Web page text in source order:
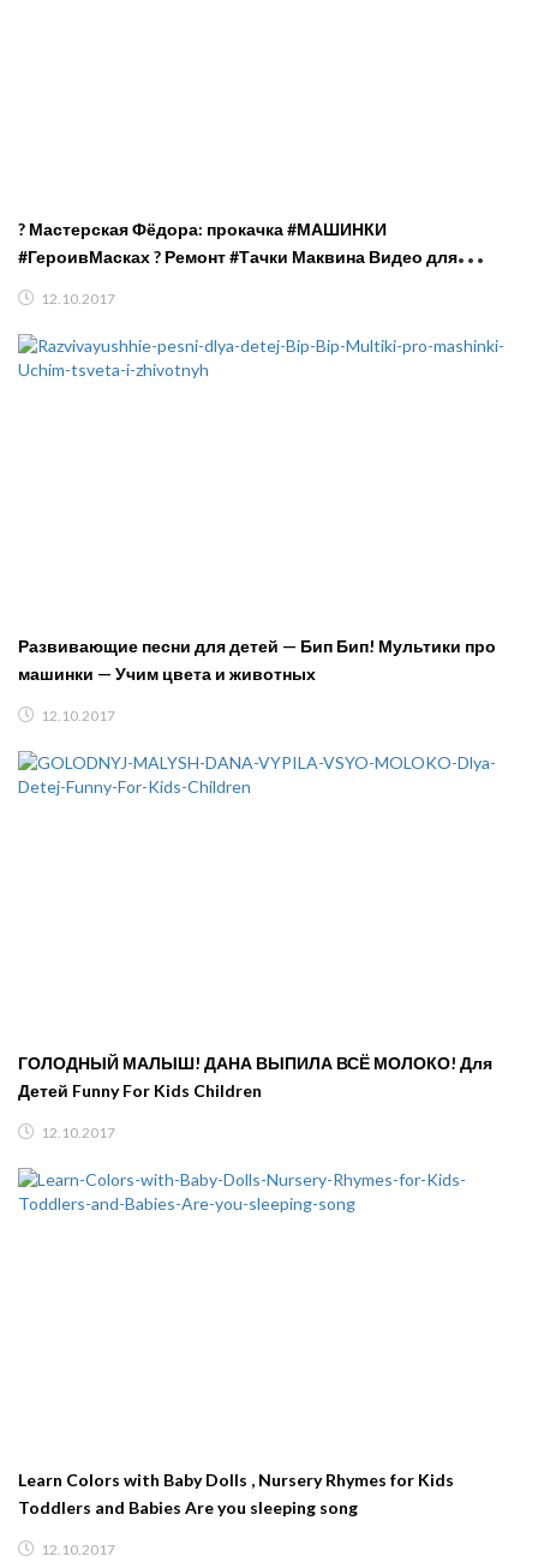
? Мастерская Фёдора: прокачка #МАШИНКИ
#ГероивМасках ? Ремонт #Тачки Маквина Видео для
12.10.2017
Развивающие песни для детей — Бип Бип! Мультики про
машинки — Учим цвета и животных
12.10.2017
ГОЛОДНЫЙ МАЛЫШ! ДАНА ВЫПИЛА ВСЁ МОЛОКО! Для
Детей Funny For Kids Children
12.10.2017
Learn Colors with Baby Dolls , Nursery Rhymes for Kids
Toddlers and Babies Are you sleeping song
12.10.2017